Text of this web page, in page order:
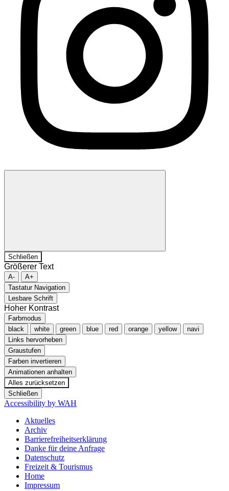
Schließen
Größerer Text
A-
A+
Tastatur Navigation
Lesbare Schrift
Hoher Kontrast
Farbmodus
black
white green blue red orange yellow
navi
Links hervorheben
Graustufen
Farben invertieren
Animationen anhalten
Alles zurücksetzen
Schließen
Accessibility by WAH
Aktuelles
Archiv
Barrierefreiheitserklärung
Danke für deine Anfrage
Datenschutz
Freizeit & Tourismus
Home
Impressum